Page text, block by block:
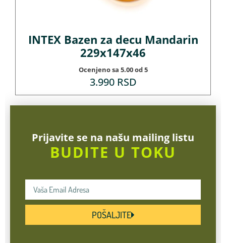
INTEX Bazen za decu Mandarin
229x147x46
Ocenjeno sa 5.00od 5
3.990 RSD
Prijavite se na našu mailing listu
BUDITE U TOKU
POŠALJITE